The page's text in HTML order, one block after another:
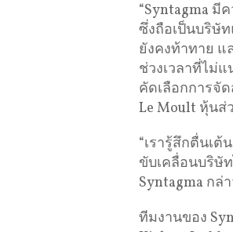
“Syntagma มี
ซึ่งถือเป็นบริษั
ยังคงท้าทาย แ
ช่วงเวลาที่ไม่
คัดเลือกการจั
Le Moult หุ้นส่
“เรารู้สึกตื่นเ
ขับเคลื่อนบริษั
Syntagma กล่
ทีมงานของ